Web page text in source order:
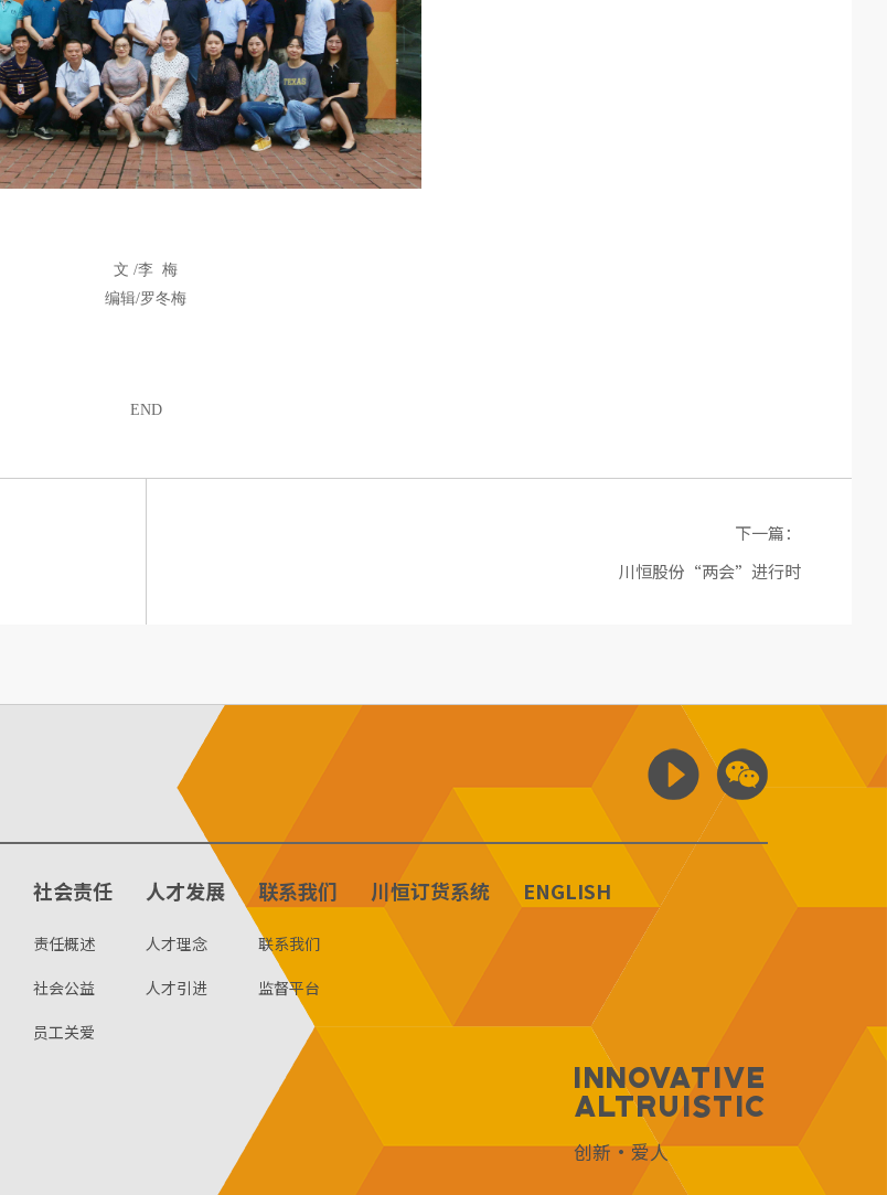
文 /李 梅
编辑/罗冬梅
END
下一篇：
川恒股份“两会”进行时
社会责任
责任概述
社会公益
员工关爱
人才发展
人才理念
人才引进
联系我们
联系我们
监督平台
川恒订货系统 ENGLISH
Innovative
Altruistic
创新·爱人